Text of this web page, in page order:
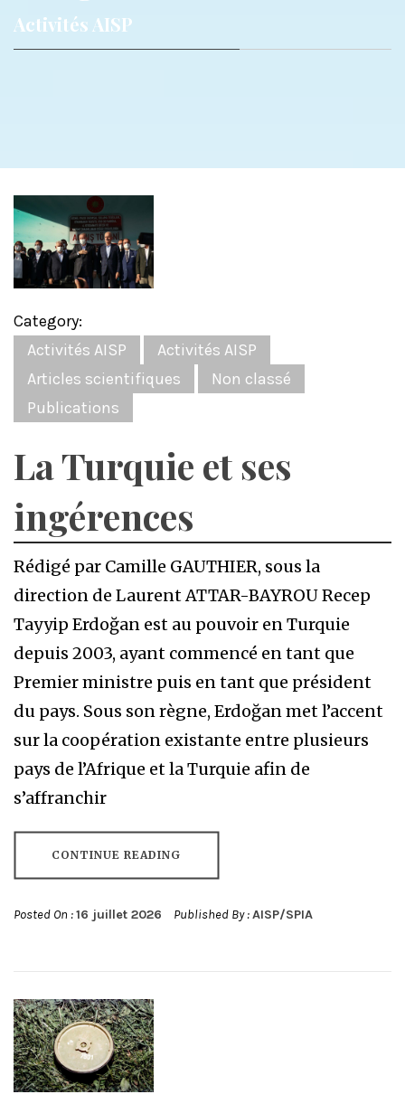
Activités AISP
Category:
Activités AISP
Activités AISP
Articles scientifiques
Non classé
Publications
La Turquie et ses
ingérences
Rédigé par Camille GAUTHIER, sous la
direction de Laurent ATTAR-BAYROU Recep
Tayyip Erdoğan est au pouvoir en Turquie
depuis 2003, ayant commencé en tant que
Premier ministre puis en tant que président
du pays. Sous son règne, Erdoğan met l’accent
sur la coopération existante entre plusieurs
pays de l’Afrique et la Turquie afin de
s’affranchir
CONTINUE READING
Posted On :16 juillet 2026 Published By :AISP/SPIA